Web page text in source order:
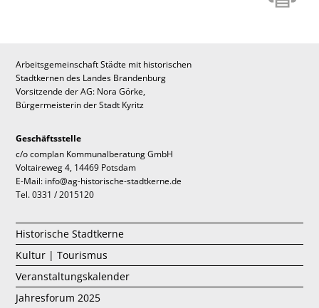
Arbeitsgemeinschaft Städte mit historischen
Stadtkernen des Landes Brandenburg
Vorsitzende der AG: Nora Görke,
Bürgermeisterin der Stadt Kyritz
Geschäftsstelle
c/o complan Kommunalberatung GmbH
Voltaireweg 4, 14469 Potsdam
E-Mail: info@ag-historische-stadtkerne.de
Tel. 0331 / 2015120
Historische Stadtkerne
Kultur | Tourismus
Veranstaltungskalender
Jahresforum 2025